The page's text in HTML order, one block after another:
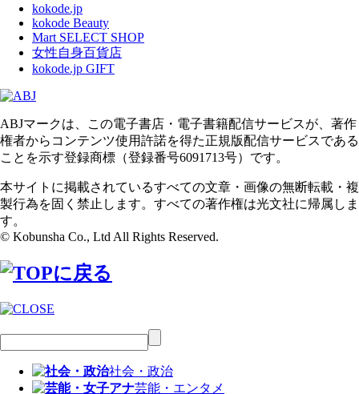
kokode.jp
kokode Beauty
Mart SELECT SHOP
女性自身百貨店
kokode.jp GIFT
ABJマークは、この電子書店・電子書籍配信サービスが、著作
権者からコンテンツ使用許諾を得た正規版配信サービスである
ことを示す登録商標（登録番号6091713号）です。
本サイトに掲載されているすべての文章・画像の無断転載・複
製行為を固く禁止します。すべての著作権は光文社に帰属しま
す。
© Kobunsha Co., Ltd All Rights Reserved.
社会・政治
芸能・エンタメ